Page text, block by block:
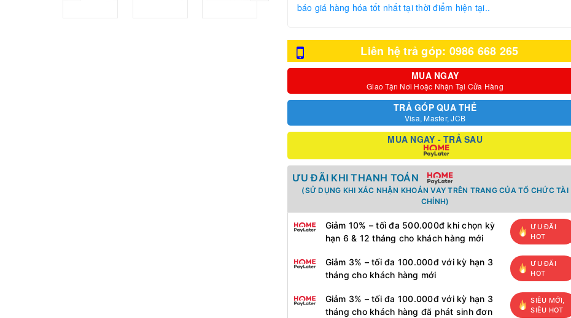
báo giá hàng hóa tốt nhất tại thời điểm hiện tại..
Liên hệ trả góp: 0986 668 265
MUA NGAY
Giao Tận Nơi Hoặc Nhận Tại Cửa Hàng
TRẢ GÓP QUA THẺ
Visa, Master, JCB
MUA NGAY - TRẢ SAU
ƯU ĐÃI KHI THANH TOÁN
(SỬ DỤNG KHI XÁC NHẬN KHOẢN VAY TRÊN TRANG CỦA TỔ CHỨC TÀI
CHÍNH)
Giảm 10% – tối đa 500.000đ khi chọn kỳ
hạn 6 & 12 tháng cho khách hàng mới
ƯU ĐÃI
HOT
Giảm 3% – tối đa 100.000đ với kỳ hạn 3
tháng cho khách hàng mới
ƯU ĐÃI
HOT
Giảm 3% – tối đa 100.000đ với kỳ hạn 3
tháng cho khách hàng đã phát sinh đơn
SIÊU MỚI,
SIÊU HOT